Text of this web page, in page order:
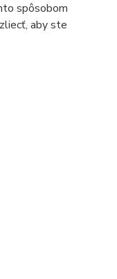
spôsobom
aby ste